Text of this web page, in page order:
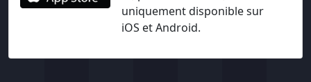
uniquement disponible sur
iOS et Android.